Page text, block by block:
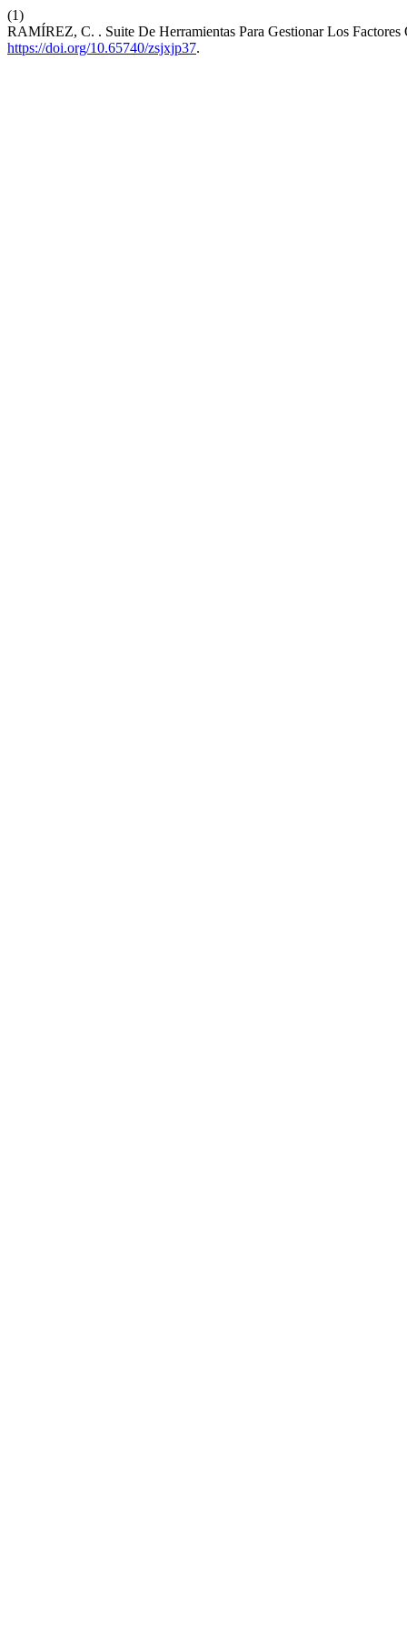
(1)
RAMÍREZ, C. . Suite De Herramientas Para Gestionar Los
https://doi.org/10.65740/zsjxjp37.